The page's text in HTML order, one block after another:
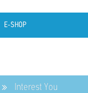
E-SHOP
Interest You